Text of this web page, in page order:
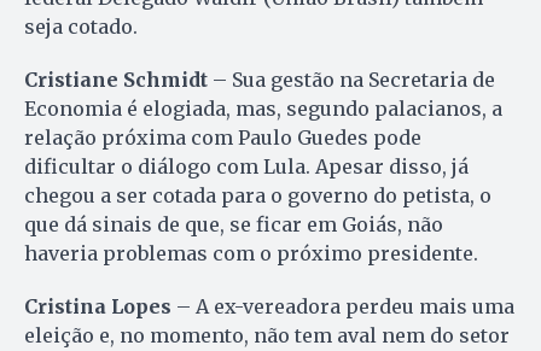
seja cotado.
Cristiane Schmidt – Sua gestão na Secretaria de
Economia é elogiada, mas, segundo palacianos, a
relação próxima com Paulo Guedes pode
dificultar o diálogo com Lula. Apesar disso, já
chegou a ser cotada para o governo do petista, o
que dá sinais de que, se ficar em Goiás, não
haveria problemas com o próximo presidente.
Cristina Lopes – A ex-vereadora perdeu mais uma
eleição e, no momento, não tem aval nem do setor